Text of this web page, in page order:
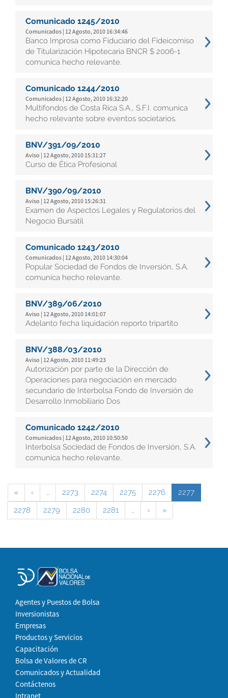
Comunicado 1245/2010
Comunicados | 12 Agosto, 2010 16:34:46
Banco Improsa como Fiduciario del Fideicomiso
de Titularización Hipotecaria BNCR $ 2006-1
comunica hecho relevante.
Comunicado 1244/2010
Comunicados | 12 Agosto, 2010 16:32:20
Multifondos de Costa Rica S.A., S.F.I. comunica
hecho relevante sobre eventos societarios.
BNV/391/09/2010
Aviso | 12 Agosto, 2010 15:31:27
Curso de Ética Profesional
BNV/390/09/2010
Aviso | 12 Agosto, 2010 15:26:31
Examen de Aspectos Legales y Regulatorios del
Negocio Bursátil
Comunicado 1243/2010
Comunicados | 12 Agosto, 2010 14:30:04
Popular Sociedad de Fondos de Inversión, S.A.
comunica hecho relevante.
BNV/389/06/2010
Aviso | 12 Agosto, 2010 14:01:07
Adelanto fecha liquidación reporto tripartito
BNV/388/03/2010
Aviso | 12 Agosto, 2010 11:49:23
Autorización por parte de la Dirección de
Operaciones para negociación en mercado
secundario de Interbolsa Fondo de Inversión de
Desarrollo Inmobiliario Dos
Comunicado 1242/2010
Comunicados | 12 Agosto, 2010 10:50:50
Interbolsa Sociedad de Fondos de Inversión, S.A.
comunica hecho relevante.
« ‹ … 2273 2274 2275 2276
2277
2278
2279 2280 2281 … › »
Agentes y Puestos de Bolsa
Inversionistas
Empresas
Productos y Servicios
Capacitación
Bolsa de Valores de CR
Comunicados y Actualidad
Contáctenos
Intranet